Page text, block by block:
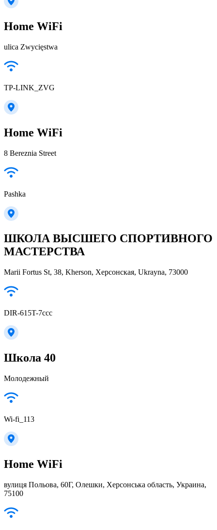
Home WiFi
ulica Zwycięstwa
TP-LINK_ZVG
Home WiFi
8 Bereznia Street
Pashka
ШКОЛА ВЫСШЕГО СПОРТИВНОГО
МАСТЕРСТВА
Marii Fortus St, 38, Kherson, Херсонская, Ukrayna, 73000
DIR-615T-7ccc
Школа 40
Молодежный
Wi-fi_113
Home WiFi
вулиця Польова, 60Г, Олешки, Херсонська область, Украина,
75100